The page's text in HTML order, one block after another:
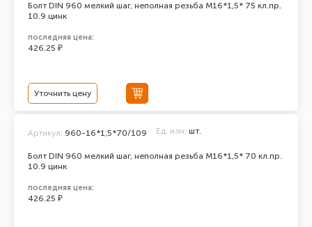
Болт DIN 960 мелкий шаг, неполная резьба M16*1,5* 75 кл.пр.
10.9 цинк
последняя цена:
426.25 ₽
Уточнить цену
Болт DIN 960 мелкий шаг, неполная резьба M16*1,5* 70 кл.пр.
10.9 цинк
Артикул: 960-16*1,5*70/109 Ед. изм. шт.
последняя цена:
426.25 ₽